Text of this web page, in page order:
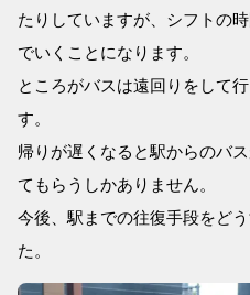
たりしていますが、シフトの
でいくことになります。
ところがバスは遠回りをして
す。
帰りが遅くなると駅からのバ
てもらうしかありません。
今後、駅までの往復手段をど
た。